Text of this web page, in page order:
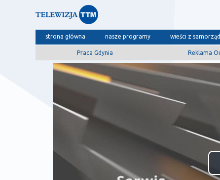
strona główna nasze programy wieści z
Praca Gdynia Reklama